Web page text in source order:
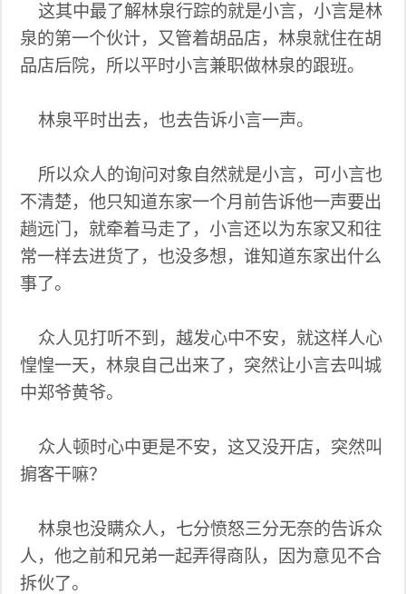
这其中最了解林泉行踪的就是小言，小言是林
泉的第一个伙计，又管着胡品店，林泉就住在胡
品店后院，所以平时小言兼职做林泉的跟班。
林泉平时出去，也去告诉小言一声。
所以众人的询问对象自然就是小言，可小言也
不清楚，他只知道东家一个月前告诉他一声要出
趟远门，就牵着马走了，小言还以为东家又和往
常一样去进货了，也没多想，谁知道东家出什么
事了。
众人见打听不到，越发心中不安，就这样人心
惶惶一天，林泉自己出来了，突然让小言去叫城
中郑爷黄爷。
众人顿时心中更是不安，这又没开店，突然叫
掮客干嘛？
林泉也没瞒众人，七分愤怒三分无奈的告诉众
人，他之前和兄弟一起弄得商队，因为意见不合
拆伙了。